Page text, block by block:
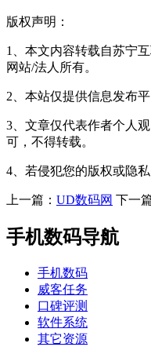
版权声明：
1、本文内容转载自苏宁
网站/法人所有。
2、本站仅提供信息发布
3、文章仅代表作者个人
可，不得转载。
4、若侵犯您的版权或隐
上一篇： UD数码网 下一
手机数码导航
手机数码
威客任务
口碑评测
软件系统
其它资源